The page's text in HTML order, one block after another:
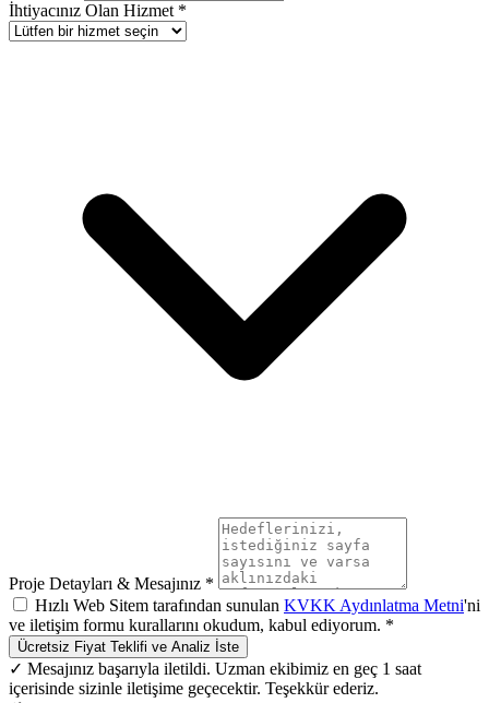
İhtiyacınız Olan Hizmet *
Proje Detayları & Mesajınız *
Hızlı Web Sitem tarafından sunulan KVKK Aydınlatma Metni'ni
ve iletişim formu kurallarını okudum, kabul ediyorum. *
Ücretsiz Fiyat Teklifi ve Analiz İste
✓ Mesajınız başarıyla iletildi. Uzman ekibimiz en geç 1 saat
içerisinde sizinle iletişime geçecektir. Teşekkür ederiz.